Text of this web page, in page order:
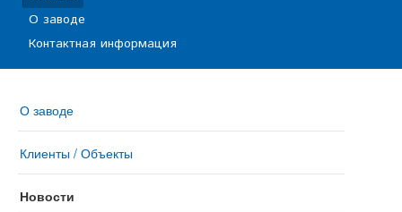
О заводе
Контактная информация
О заводе
Клиенты / Объекты
Новости